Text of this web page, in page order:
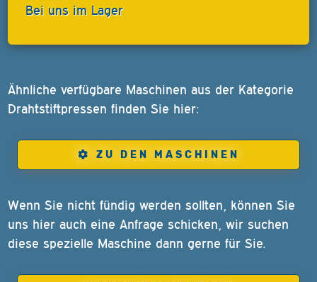
Bei uns im Lager
Ähnliche verfügbare Maschinen aus der Kategorie
Drahtstiftpressen finden Sie hier:
ZU DEN MASCHINEN
Wenn Sie nicht fündig werden sollten, können Sie
uns hier auch eine Anfrage schicken, wir suchen
diese spezielle Maschine dann gerne für Sie.